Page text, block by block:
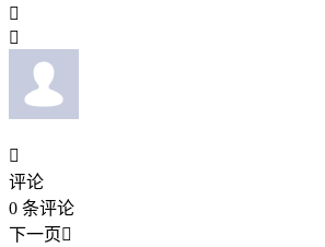



评论
0 条评论
下一页